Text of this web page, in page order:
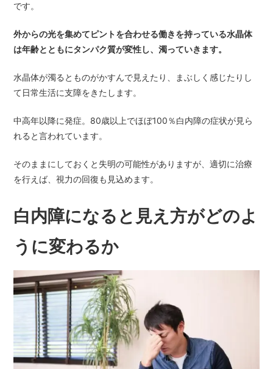
です。
外からの光を集めてピントを合わせる働きを持っている水晶体
は年齢とともにタンパク質が変性し、濁っていきます。
水晶体が濁るとものがかすんで見えたり、まぶしく感じたりし
て日常生活に支障をきたします。
中高年以降に発症。80歳以上でほぼ100％白内障の症状が見ら
れると言われています。
そのままにしておくと失明の可能性がありますが、適切に治療
を行えば、視力の回復も見込めます。
白内障になると見え方がどのよ
うに変わるか